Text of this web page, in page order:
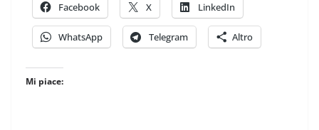
Facebook X LinkedIn
WhatsApp Telegram Altro
Mi piace: